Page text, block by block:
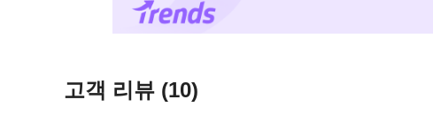
고객 리뷰 (10)